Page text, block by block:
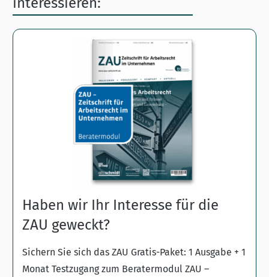
Haben wir Ihr Interesse für die
ZAU geweckt?
Sichern Sie sich das ZAU Gratis-Paket: 1 Ausgabe + 1
Monat Testzugang zum Beratermodul ZAU –